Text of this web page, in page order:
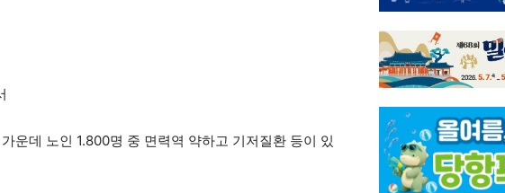
운데 노인 1.800명 중 면력역 약하고 기저질환 등이 있